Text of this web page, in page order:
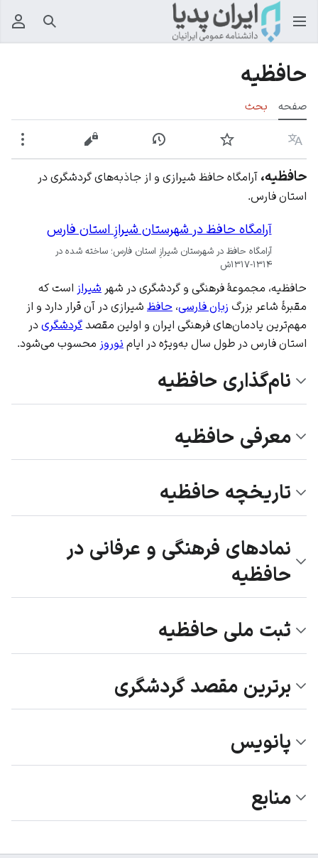
جستجو
حافظیه
صفحه بحث
زبان پیگیری نمایش تاریخچهنمایش مبدأ
حافظیه، آرامگاه حافظ شیرازی و از جاذبه‌های گردشگری در
استان فارس.
آرامگاه حافظ در شهرستان شیرازِ استان فارس
آرامگاه حافظ در شهرستان شیرازِ استان فارس؛ ساخته شده در
۱۳۱۴-۱۳۱۷ش
حافظیه، مجموعهٔ فرهنگی و گردشگری در شهر شیراز است که
مقبرهٔ شاعر بزرگ زبان فارسی، حافظ شیرازی در آن قرار دارد و از
مهم‌ترین یادمان‌های فرهنگی ایران و اولین مقصد گردشگری در
استان فارس در طول سال به‌ویژه در ایام نوروز محسوب می‌شود.
نام‌گذاری حافظیه
معرفی حافظیه
تاریخچه حافظیه
نمادهای فرهنگی و عرفانی در
حافظیه
ثبت ملی حافظیه
برترین مقصد گردشگری
پانویس
منابع